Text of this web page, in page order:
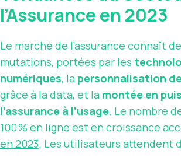
l’Assurance en 2023
Le marché de l’assurance connaît
mutations, portées par les
numériques, la personnalisation
grâce à la data, et la montée en
l’assurance à l’usage. Le nombre
100 % en ligne est en croissance
en 2023. Les utilisateurs attendent